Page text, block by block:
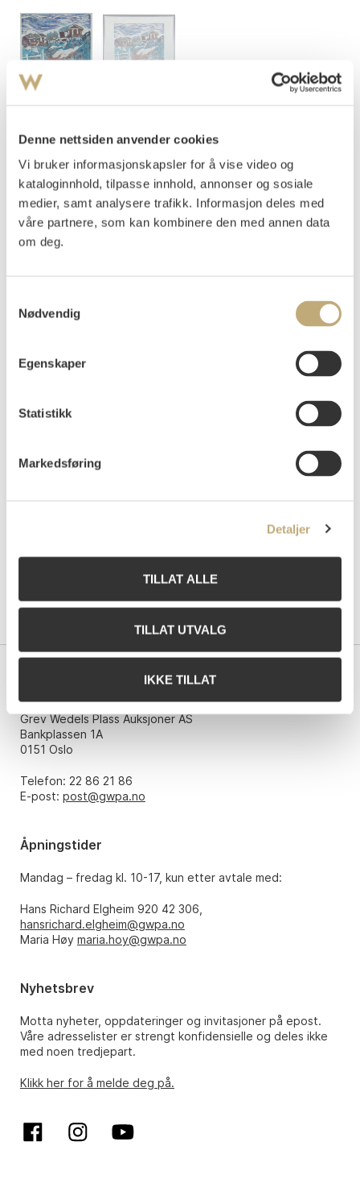
Denne nettsiden anvender cookies
Vi bruker informasjonskapsler for å vise video og
kataloginnhold, tilpasse innhold, annonser og sosiale
medier, samt analysere trafikk. Informasjon deles med
våre partnere, som kan kombinere den med annen data
om deg.
Nødvendig
Egenskaper
Statistikk
Markedsføring
Detaljer
TILLAT ALLE
TILLAT UTVALG
IKKE TILLAT
Fra Telemark
Motivet: 35x38
Signert nede t.v.: J Rian
Nummerert nede t.v.: 2 tr
NOK 3 000–5 000
2 500
Grev Wedels Plass Auksjoner AS
Bankplassen 1A
0151 Oslo
Telefon: 22 86 21 86
E-post: post@gwpa.no
Åpningstider
Mandag – fredag kl. 10-17, kun etter avtale med:
Hans Richard Elgheim 920 42 306,
hansrichard.elgheim@gwpa.no
Maria Høy maria.hoy@gwpa.no
Nyhetsbrev
Motta nyheter, oppdateringer og invitasjoner på epost.
Våre adresselister er strengt konfidensielle og deles ikke
med noen tredjepart.
Klikk her for å melde deg på.